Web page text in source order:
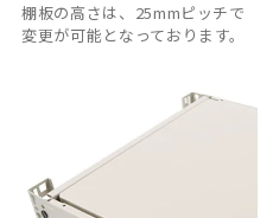
棚板の高さは、25mmピッチで
変更が可能となっております。